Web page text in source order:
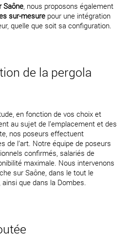
Saône , nous proposons également
sur-mesure pour une intégration
quelle que soit sa configuration.
de la pergola
en fonction de vos choix et
au sujet de l’emplacement et des
nos poseurs effectuent
de l’art. Notre équipe de poseurs
confirmés, salariés de
maximale. Nous intervenons
sur Saône, dans le tout le
que dans la Dombes.